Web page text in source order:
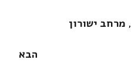
,מרחב ישורון
הבא